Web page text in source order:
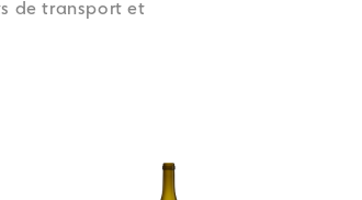
de transport et